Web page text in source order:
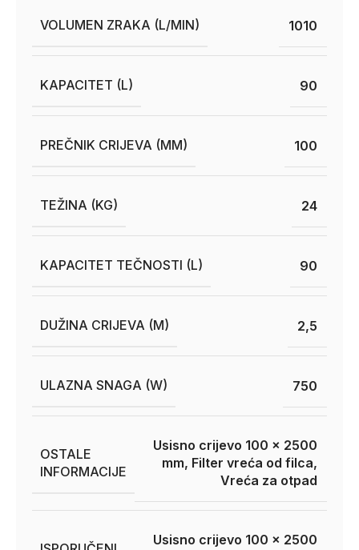
VOLUMEN ZRAKA (L/MIN) 1010
KAPACITET (L) 90
PREČNIK CRIJEVA (MM) 100
TEŽINA (KG) 24
KAPACITET TEČNOSTI (L) 90
DUŽINA CRIJEVA (M) 2,5
ULAZNA SNAGA (W) 750
OSTALE
INFORMACIJE
Usisno crijevo 100 x 2500
mm, Filter vreća od filca,
Vreća za otpad
Usisno crijevo 100 x 2500